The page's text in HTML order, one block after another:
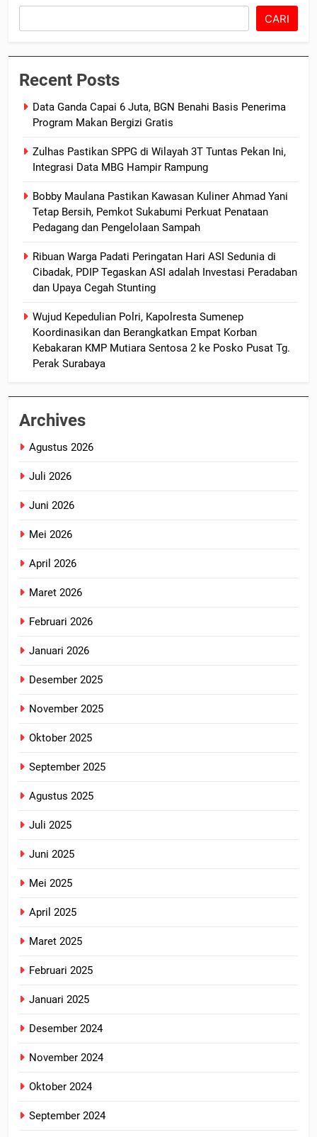
CARI
Recent Posts
Data Ganda Capai 6 Juta, BGN Benahi Basis Penerima
Program Makan Bergizi Gratis
Zulhas Pastikan SPPG di Wilayah 3T Tuntas Pekan Ini,
Integrasi Data MBG Hampir Rampung
Bobby Maulana Pastikan Kawasan Kuliner Ahmad Yani
Tetap Bersih, Pemkot Sukabumi Perkuat Penataan
Pedagang dan Pengelolaan Sampah
Ribuan Warga Padati Peringatan Hari ASI Sedunia di
Cibadak, PDIP Tegaskan ASI adalah Investasi Peradaban
dan Upaya Cegah Stunting
Wujud Kepedulian Polri, Kapolresta Sumenep
Koordinasikan dan Berangkatkan Empat Korban
Kebakaran KMP Mutiara Sentosa 2 ke Posko Pusat Tg.
Perak Surabaya
Archives
Agustus 2026
Juli 2026
Juni 2026
Mei 2026
April 2026
Maret 2026
Februari 2026
Januari 2026
Desember 2025
November 2025
Oktober 2025
September 2025
Agustus 2025
Juli 2025
Juni 2025
Mei 2025
April 2025
Maret 2025
Februari 2025
Januari 2025
Desember 2024
November 2024
Oktober 2024
September 2024